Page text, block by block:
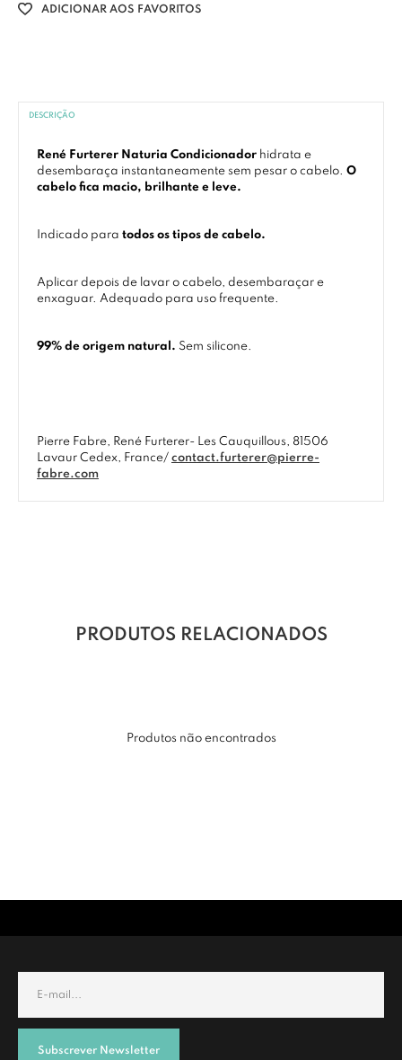
ADICIONAR AOS FAVORITOS
DESCRIÇÃO
René Furterer Naturia Condicionador hidrata e
desembaraça instantaneamente sem pesar o cabelo. O
cabelo fica macio, brilhante e leve.
Indicado para todos os tipos de cabelo.
Aplicar depois de lavar o cabelo, desembaraçar e
enxaguar. Adequado para uso frequente.
99% de origem natural. Sem silicone.
Pierre Fabre, René Furterer- Les Cauquillous, 81506
Lavaur Cedex, France/ contact.furterer@pierre-
fabre.com
PRODUTOS RELACIONADOS
Produtos não encontrados
Subscrever Newsletter